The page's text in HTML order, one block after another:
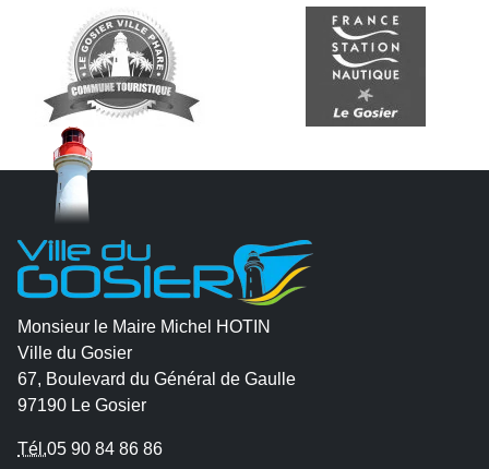
Monsieur le Maire Michel HOTIN
Ville du Gosier
67, Boulevard du Général de Gaulle
97190 Le Gosier
Tél.05 90 84 86 86